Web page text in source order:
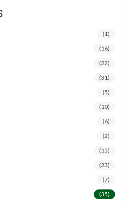
(1)
(16)
(22)
(31)
(5)
(10)
(6)
(2)
(15)
(23)
(7)
(35)